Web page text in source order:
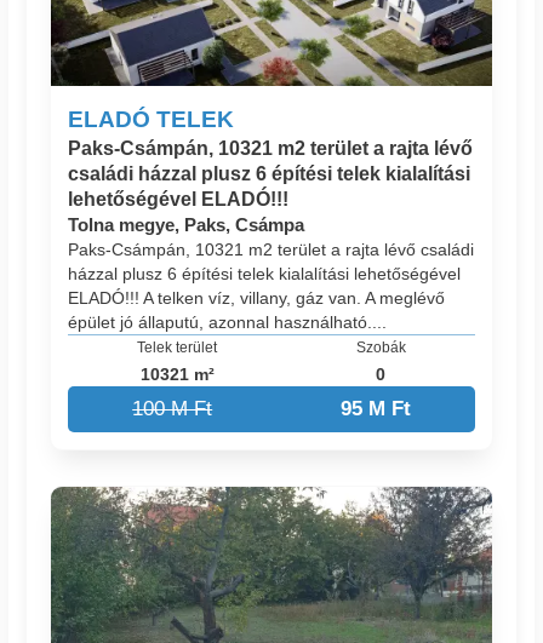
ELADÓ TELEK
Paks-Csámpán, 10321 m2 terület a rajta lévő
családi házzal plusz 6 építési telek kialalítási
lehetőségével ELADÓ!!!
Tolna megye, Paks, Csámpa
Paks-Csámpán, 10321 m2 terület a rajta lévő családi
házzal plusz 6 építési telek kialalítási lehetőségével
ELADÓ!!! A telken víz, villany, gáz van. A meglévő
épület jó állaputú, azonnal használható....
Telek terület
10321 m²
Szobák
0
100 M Ft 95 M Ft